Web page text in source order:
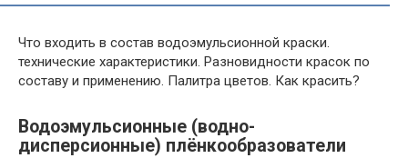
Что входить в состав водоэмульсионной краски.
технические характеристики. Разновидности красок по
составу и применению. Палитра цветов. Как красить?
Водоэмульсионные (водно-
дисперсионные) плёнкообразователи